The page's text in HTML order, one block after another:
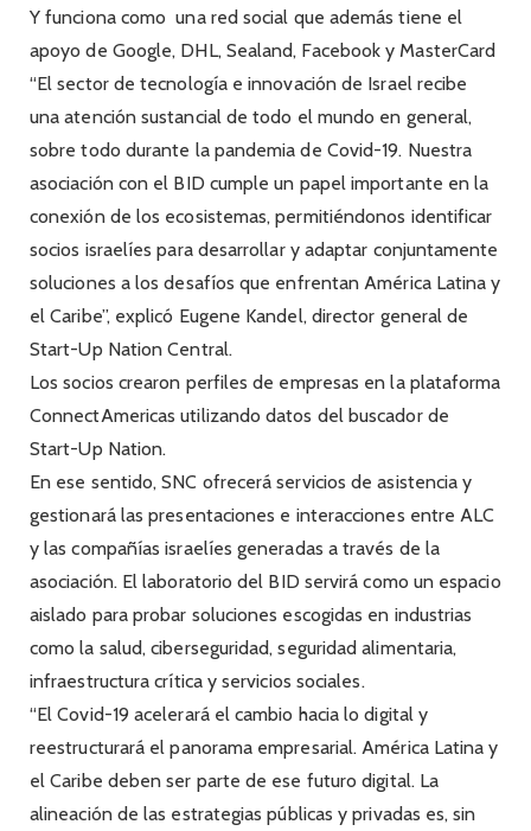
Y funciona como una red social que además tiene el
apoyo de Google, DHL, Sealand, Facebook y MasterCard
“El sector de tecnología e innovación de Israel recibe
una atención sustancial de todo el mundo en general,
sobre todo durante la pandemia de Covid-19. Nuestra
asociación con el BID cumple un papel importante en la
conexión de los ecosistemas, permitiéndonos identificar
socios israelíes para desarrollar y adaptar conjuntamente
soluciones a los desafíos que enfrentan América Latina y
el Caribe”, explicó Eugene Kandel, director general de
Start-Up Nation Central.
Los socios crearon perfiles de empresas en la plataforma
ConnectAmericas utilizando datos del buscador de
Start-Up Nation.
En ese sentido, SNC ofrecerá servicios de asistencia y
gestionará las presentaciones e interacciones entre ALC
y las compañías israelíes generadas a través de la
asociación. El laboratorio del BID servirá como un espacio
aislado para probar soluciones escogidas en industrias
como la salud, ciberseguridad, seguridad alimentaria,
infraestructura crítica y servicios sociales.
“El Covid-19 acelerará el cambio hacia lo digital y
reestructurará el panorama empresarial. América Latina y
el Caribe deben ser parte de ese futuro digital. La
alineación de las estrategias públicas y privadas es, sin